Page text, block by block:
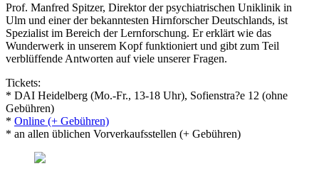
Prof. Manfred Spitzer, Direktor der psychiatrischen Uniklinik in
Ulm und einer der bekanntesten Hirnforscher Deutschlands, ist
Spezialist im Bereich der Lernforschung. Er erklärt wie das
Wunderwerk in unserem Kopf funktioniert und gibt zum Teil
verblüffende Antworten auf viele unserer Fragen.
Tickets:
* DAI Heidelberg (Mo.-Fr., 13-18 Uhr), Sofienstra?e 12 (ohne
Gebühren)
* Online (+ Gebühren)
* an allen üblichen Vorverkaufsstellen (+ Gebühren)